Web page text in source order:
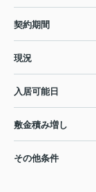
契約期間
現況
入居可能日
敷金積み増し
その他条件